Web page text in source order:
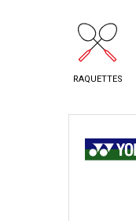
RAQUETTES